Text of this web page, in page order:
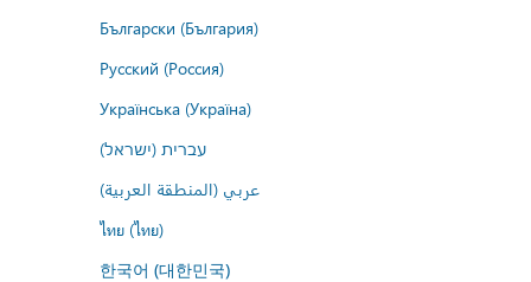
Български (България)
Русский (Россия)
Українська (Україна)
עברית (ישראל)
عربي (المنطقة العربية)
ไทย (ไทย)
한국어 (대한민국)